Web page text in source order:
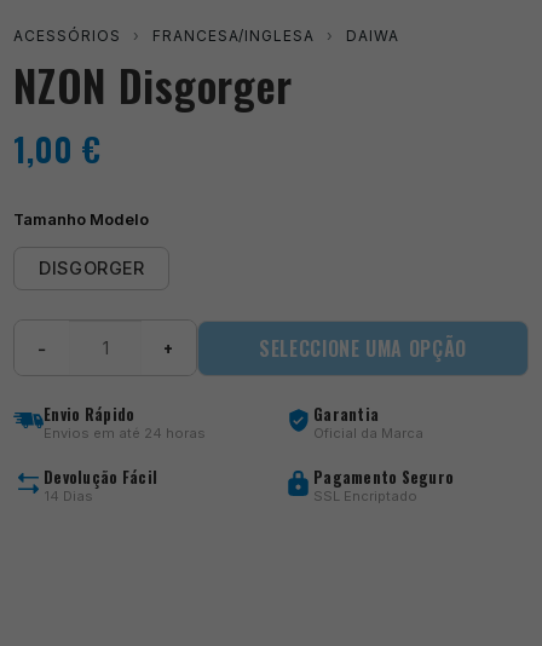
ACESSÓRIOS › FRANCESA/INGLESA › DAIWA
NZON Disgorger
1,00 €
Tamanho Modelo
DISGORGER
− + SELECCIONE UMA OPÇÃO
Envio Rápido
Envios em até 24 horas
Garantia
Oficial da Marca
Devolução Fácil
14 Dias
Pagamento Seguro
SSL Encriptado